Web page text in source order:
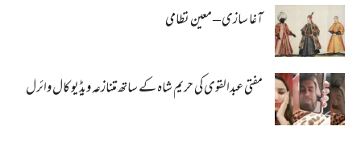
آغا سازی – معین نظامی
مفتی عبدالقوی کی حریم شاہ کے ساتھ متنازعہ ویڈیو کال وائرل